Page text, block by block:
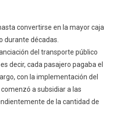
convertirse en la mayor caja
durante décadas.
del transporte público
decir, cada pasajero pagaba el
con la implementación del
a subsidiar a las
de la cantidad de